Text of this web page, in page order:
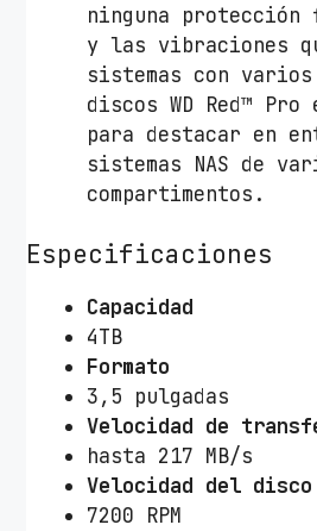
ninguna
y las vibraciones
sistemas con
discos WD Red™
para destacar en
sistemas NAS de
compartimentos.
Especificaciones
Capacidad
4TB
Formato
3,5 pulgadas
Velocidad de
hasta 217 MB/s
Velocidad del disco
7200 RPM